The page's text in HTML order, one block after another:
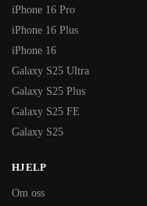
iPhone 16 Pro
iPhone 16 Plus
iPhone 16
Galaxy S25 Ultra
Galaxy S25 Plus
Galaxy S25 FE
Galaxy S25
HJELP
Om oss